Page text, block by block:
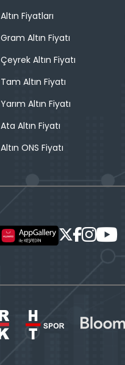
Altın Fiyatları
Gram Altın Fiyatı
Çeyrek Altın Fiyatı
Tam Altın Fiyatı
Yarım Altın Fiyatı
Ata Altın Fiyatı
Altın ONS Fiyatı